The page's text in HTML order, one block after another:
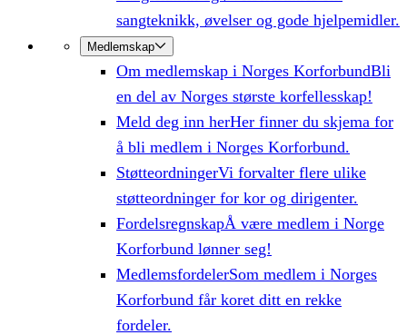
sangteknikk, øvelser og gode hjelpemidler.
Medlemskap
Om medlemskap i Norges KorforbundBli
en del av Norges største korfellesskap!
Meld deg inn herHer finner du skjema for
å bli medlem i Norges Korforbund.
StøtteordningerVi forvalter flere ulike
støtteordninger for kor og dirigenter.
FordelsregnskapÅ være medlem i Norge
Korforbund lønner seg!
MedlemsfordelerSom medlem i Norges
Korforbund får koret ditt en rekke
fordeler.